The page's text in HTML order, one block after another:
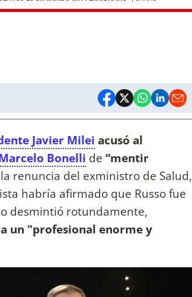
Javier Milei acusó al
Bonelli de “mentir
renuncia del exministro de Salud,
habría afirmado que Russo fue
desmintió rotundamente,
un "profesional enorme y